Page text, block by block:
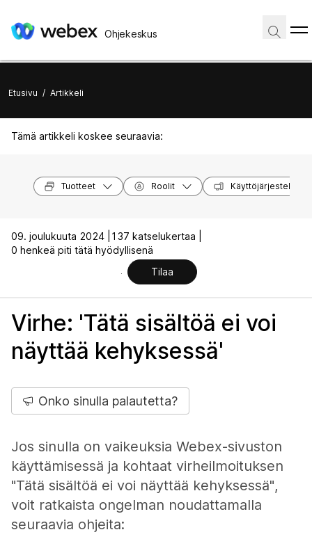
Ohjekeskus
Etusivu / Artikkeli
Tämä artikkeli koskee seuraavia:
Tuotteet Roolit Käyttöjärjestelmät
09. joulukuuta 2024 |
137 katselukertaa |
0 henkeä piti tätä hyödyllisenä
Tilaa
Virhe: 'Tätä sisältöä ei voi
näyttää kehyksessä'
Onko sinulla palautetta?
Jos sinulla on vaikeuksia Webex-sivuston
käyttämisessä ja kohtaat virheilmoituksen
"Tätä sisältöä ei voi näyttää kehyksessä",
voit ratkaista ongelman noudattamalla
seuraavia ohjeita: